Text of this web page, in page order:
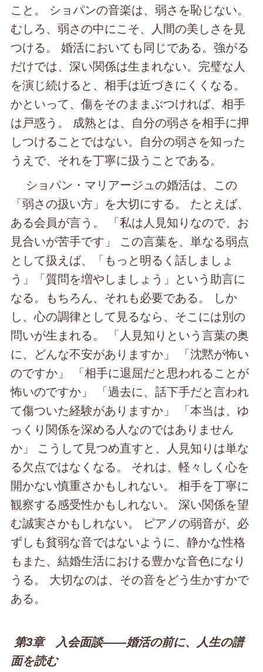
こと。 ショパンの音楽は、弱さを恥じない。
むしろ、弱さの中にこそ、人間の美しさを見
つける。 婚活においても同じである。強がる
だけでは、深い関係は生まれない。完璧な人
を演じ続けると、相手は近づきにくくなる。
かといって、傷をそのままぶつければ、相手
は戸惑う。 成熟とは、自分の弱さを相手に押
しつけることではない。自分の弱さを知った
うえで、それを丁寧に扱うことである。
ショパン・マリアージュの婚活は、この
「弱さの扱い方」を大切にする。 たとえば、
ある会員が言う。 「私は人見知りなので、お
見合いが苦手です」 この言葉を、単なる弱点
として扱えば、「もっと明るく話しましょ
う」「質問を増やしましょう」という助言に
なる。もちろん、それも必要である。 しか
し、心の調律として見るなら、そこには別の
問いが生まれる。 「人見知りという言葉の奥
に、どんな不安がありますか」 「沈黙が怖い
のですか」 「相手に退屈だと思われることが
怖いのですか」 「過去に、話下手だと言われ
て傷ついた経験がありますか」 「本当は、ゆ
っくり関係を深める人なのではありません
か」 こうして見つめ直すと、人見知りは単な
る欠点ではなくなる。 それは、軽々しく心を
開かない慎重さかもしれない。 相手を丁寧に
観察する感受性かもしれない。 深い関係を望
む誠実さかもしれない。 ピアノの弱音が、必
ずしも貧弱な音ではないように、静かな性格
もまた、結婚生活における豊かな音色になり
うる。 大切なのは、その音をどう生かすかで
ある。
第3章 入会面談――婚活の前に、人生の譜
面を読む